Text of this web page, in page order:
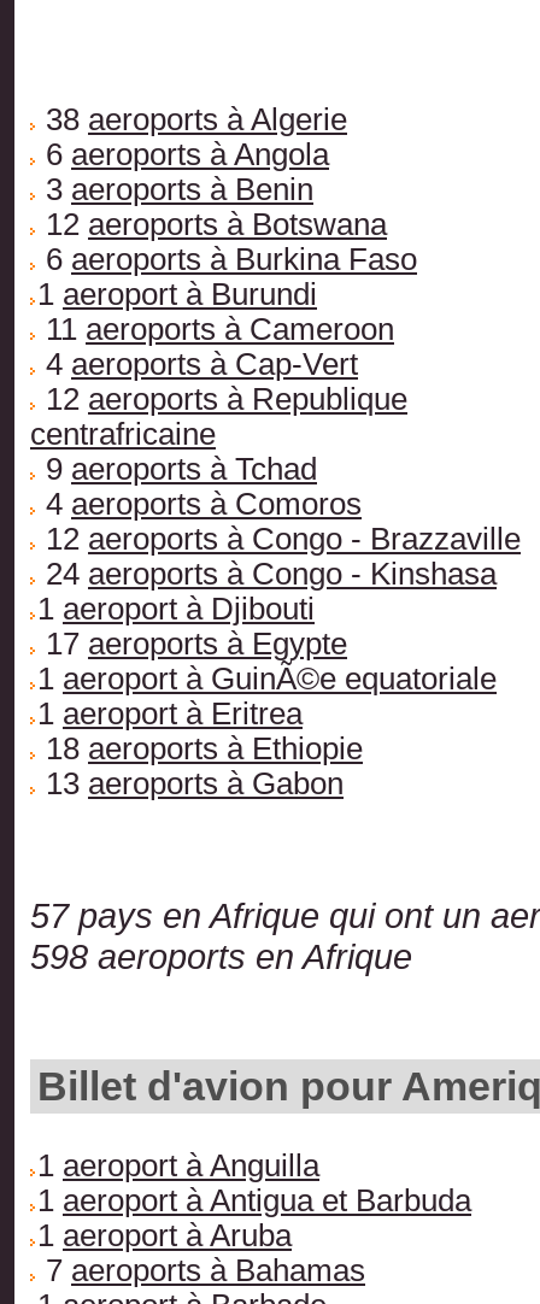
38 aeroports à Algerie
6 aeroports à Angola
3 aeroports à Benin
12 aeroports à Botswana
6 aeroports à Burkina Faso
1 aeroport à Burundi
11 aeroports à Cameroon
4 aeroports à Cap-Vert
12 aeroports à Republique
centrafricaine
9 aeroports à Tchad
4 aeroports à Comoros
12 aeroports à Congo - Brazzaville
24 aeroports à Congo - Kinshasa
1 aeroport à Djibouti
17 aeroports à Egypte
1 aeroport à GuinÃ©e equatoriale
1 aeroport à Eritrea
18 aeroports à Ethiopie
13 aeroports à Gabon
57 pays en Afrique qui ont un
598 aeroports en Afrique
Billet d'avion pour
1 aeroport à Anguilla
1 aeroport à Antigua et Barbuda
1 aeroport à Aruba
7 aeroports à Bahamas